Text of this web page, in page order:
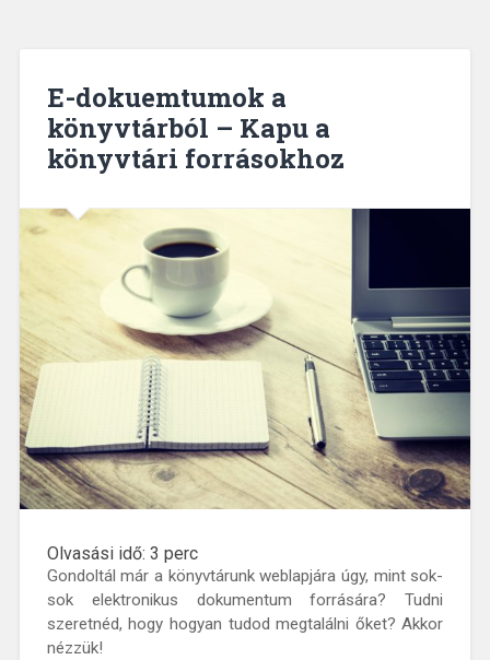
E-dokuemtumok a
könyvtárból – Kapu a
könyvtári forrásokhoz
Olvasási idő: 3 perc
Gondoltál már a könyvtárunk weblapjára úgy, mint sok-
sok elektronikus dokumentum forrására? Tudni
szeretnéd, hogy hogyan tudod megtalálni őket? Akkor
nézzük!